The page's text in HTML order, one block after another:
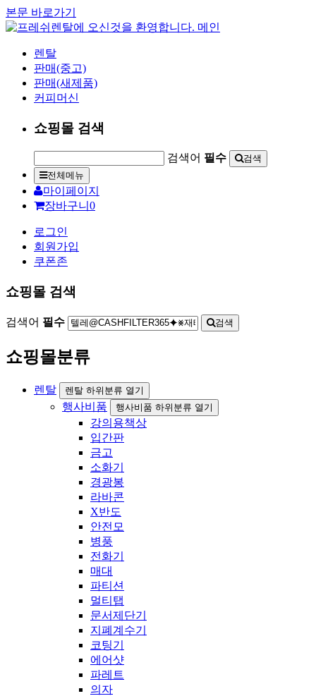
본문 바로가기
렌탈
판매(중고)
판매(새제품)
커피머신
쇼핑몰 검색
검색어 필수
검색
전체메뉴
마이페이지
장바구니 0
로그인
회원가입
쿠폰존
쇼핑몰 검색
검색어 필수 검색
쇼핑몰분류
렌탈 렌탈 하위분류 열기
행사비품 행사비품 하위분류 열기
강의용책상
입간판
금고
소화기
경광봉
라바콘
X반도
안전모
병풍
전화기
매대
파티션
멀티탭
문서제단기
지폐계수기
코팅기
에어샷
파레트
의자